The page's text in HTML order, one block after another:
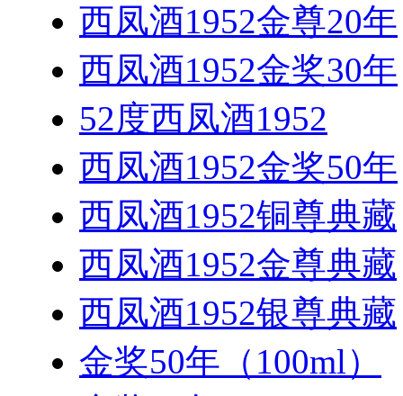
西凤酒1952金尊20年
西凤酒1952金奖30年
52度西凤酒1952
西凤酒1952金奖50年
西凤酒1952铜尊典藏
西凤酒1952金尊典藏
西凤酒1952银尊典藏
金奖50年（100ml）